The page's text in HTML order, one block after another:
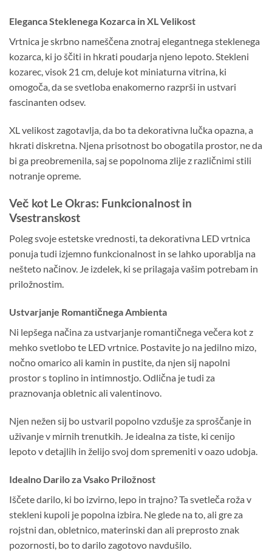
Eleganca Steklenega Kozarca in XL Velikost
Vrtnica je skrbno nameščena znotraj elegantnega steklenega
kozarca, ki jo ščiti in hkrati poudarja njeno lepoto. Stekleni
kozarec, visok 21 cm, deluje kot miniaturna vitrina, ki
omogoča, da se svetloba enakomerno razprši in ustvari
fascinanten odsev.
XL velikost zagotavlja, da bo ta dekorativna lučka opazna, a
hkrati diskretna. Njena prisotnost bo obogatila prostor, ne da
bi ga preobremenila, saj se popolnoma zlije z različnimi stili
notranje opreme.
Več kot Le Okras: Funkcionalnost in
Vsestranskost
Poleg svoje estetske vrednosti, ta dekorativna LED vrtnica
ponuja tudi izjemno funkcionalnost in se lahko uporablja na
nešteto načinov. Je izdelek, ki se prilagaja vašim potrebam in
priložnostim.
Ustvarjanje Romantičnega Ambienta
Ni lepšega načina za ustvarjanje romantičnega večera kot z
mehko svetlobo te LED vrtnice. Postavite jo na jedilno mizo,
nočno omarico ali kamin in pustite, da njen sij napolni
prostor s toplino in intimnostjo. Odlična je tudi za
praznovanja obletnic ali valentinovo.
Njen nežen sij bo ustvaril popolno vzdušje za sproščanje in
uživanje v mirnih trenutkih. Je idealna za tiste, ki cenijo
lepoto v detajlih in želijo svoj dom spremeniti v oazo udobja.
Idealno Darilo za Vsako Priložnost
Iščete darilo, ki bo izvirno, lepo in trajno? Ta svetleča roža v
stekleni kupoli je popolna izbira. Ne glede na to, ali gre za
rojstni dan, obletnico, materinski dan ali preprosto znak
pozornosti, bo to darilo zagotovo navdušilo.